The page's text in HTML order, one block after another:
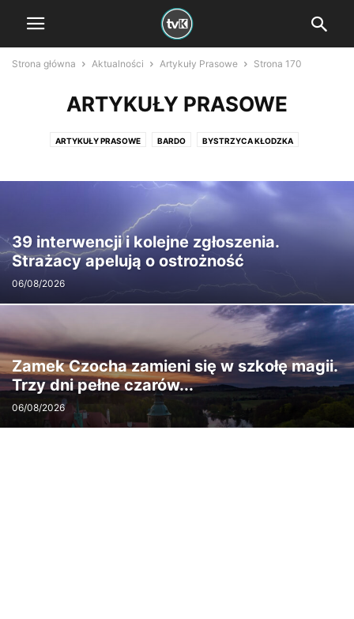
Strona główna Aktualności Artykuły Prasowe Strona 170
ARTYKUŁY PRASOWE
ARTYKUŁY PRASOWE BARDO BYSTRZYCA KŁODZKA
GMINA STOSZOWICE GMINA ZĄBKOWICE ŚL KŁODZKO
LEWIN KŁODZKI
NOWA RUDA POLANICA ZDRÓJ
POWÓDŹ 2024 RADKÓW STRONIE ŚLĄSKIE SZCZYTNA
URZĄD MARSZAŁKOWSKI WOJEWÓDZTWA DOLNOŚLĄSKIEGO
URZĄD PRACY
ŻYCZENIA
39 interwencji i kolejne zgłoszenia.
Strażacy apelują o ostrożność
06/08/2026
Zamek Czocha zamieni się w szkołę magii.
Trzy dni pełne czarów...
06/08/2026